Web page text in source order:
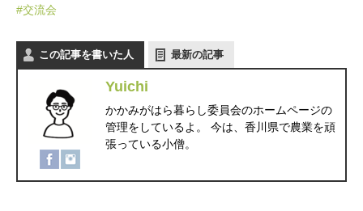
#交流会
この記事を書いた人 最新の記事
Yuichi
かかみがはら暮らし委員会のホームページの
管理をしているよ。 今は、香川県で農業を頑
張っている小僧。